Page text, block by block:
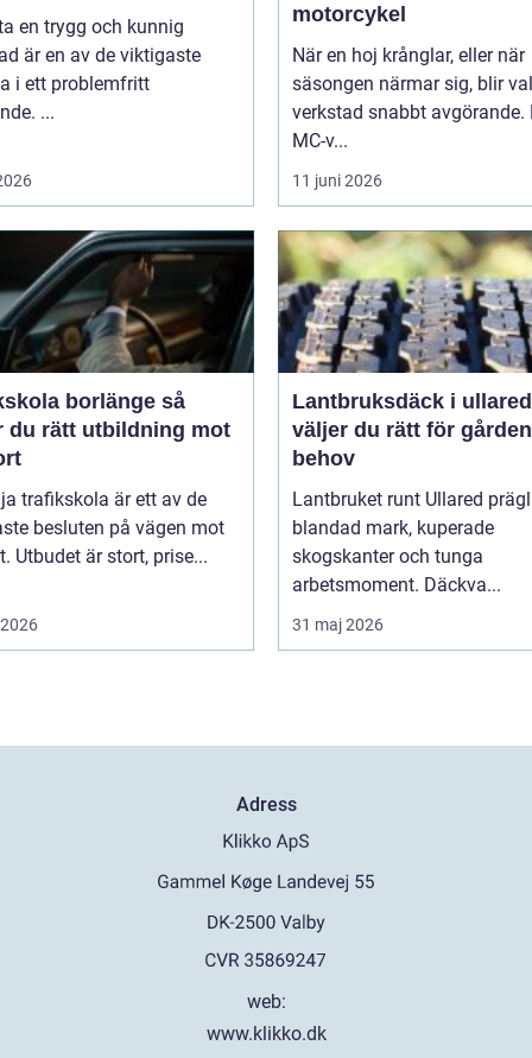
en trygg och kunnig
är en av de viktigaste
i ett problemfritt
...
motorcykel
När en hoj krånglar, eller när
säsongen närmar sig, blir
verkstad snabbt avgörande.
MC-v...
11 juni 2026
borlänge så
du rätt utbildning mot
trafikskola är ett av de
besluten på vägen mot
Utbudet är stort, prise...
Lantbruksdäck i ullared
väljer du rätt för
behov
Lantbruket runt Ullared
blandad mark, kuperade
skogskanter och tunga
arbetsmoment. Däckva...
31 maj 2026
Adress
web:
www.klikko.dk